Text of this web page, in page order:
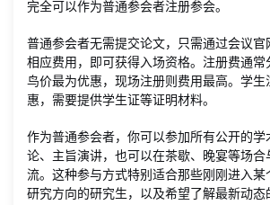
完全可以作为普通参会者注册参会。
普通参会者无需提交论文，只需通过会议官
相应费用，即可获得入场资格。注册费通
鸟价最为优惠，现场注册则费用最高。学
惠，需要提供学生证等证明材料。
作为普通参会者，你可以参加所有公开的学
论、主旨演讲，也可以在茶歇、晚宴等场合
流。这种参与方式特别适合那些刚刚进入
研究方向的研究生，以及希望了解最新动态